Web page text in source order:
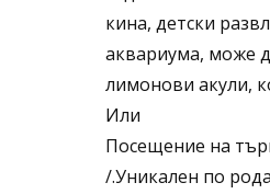
кина, детски
аквариума, може
лимонови акули,
Или
Посещение на
/.Уникален по